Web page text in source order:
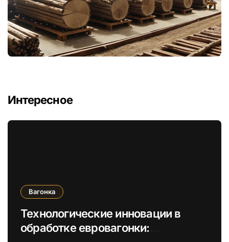
Интересное
Вагонка
Технологические инновации в
обработке евровагонки: